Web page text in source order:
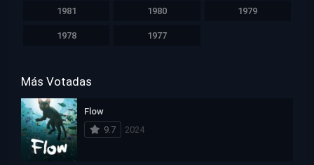
1981 1980 1979
1978 1977
Más Votadas
Flow
9.7
2024